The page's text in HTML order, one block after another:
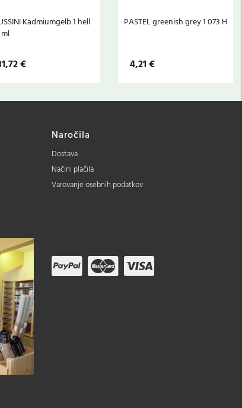
Kadmiumgelb 1 hell
€
PASTEL greenish grey 1 073 H
4,21 €
Naročila
Dostava
Načini plačila
Varovanje osebnih podatkov